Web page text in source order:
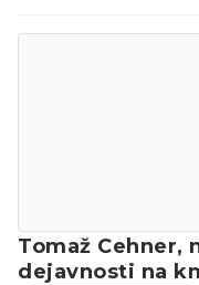
Tomaž Cehner,
dejavnosti na